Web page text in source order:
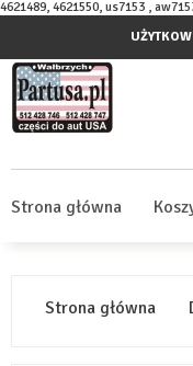
4621489, 4621550, us7153 ,
Strona główna
Strona główna